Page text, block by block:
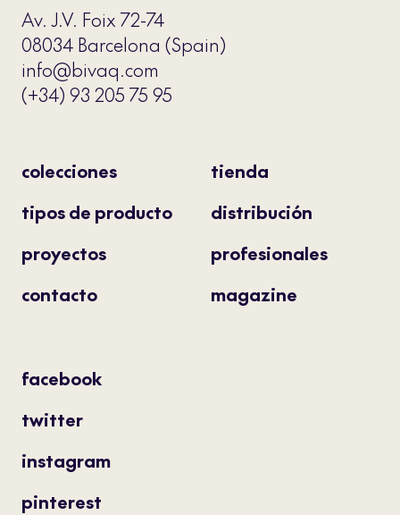
Av. J.V. Foix 72-74
08034 Barcelona (Spain)
info@bivaq.com
(+34) 93 205 75 95
colecciones
tipos de producto
proyectos
contacto
tienda
distribución
profesionales
magazine
facebook
twitter
instagram
pinterest